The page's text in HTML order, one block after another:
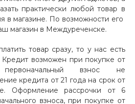
практически любой товар в
в магазине. По возможности его
магазин в Междуреченске.
товар сразу, то у нас есть
Кредит возможен при покупке от
взнос не
кредита от 21 года на срок от
Оформление рассрочки от 6
взноса, при покупке от